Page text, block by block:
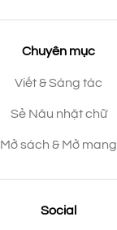
Chuyên mục
Viết & Sáng tác
Sẻ Nâu nhặt chữ
Mở sách & Mở mang
Social